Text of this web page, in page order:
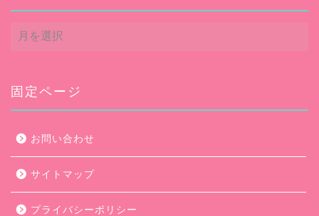
ア
ー
ブ
固定ページ
お問い合わせ
サイトマップ
プライバシーポリシー